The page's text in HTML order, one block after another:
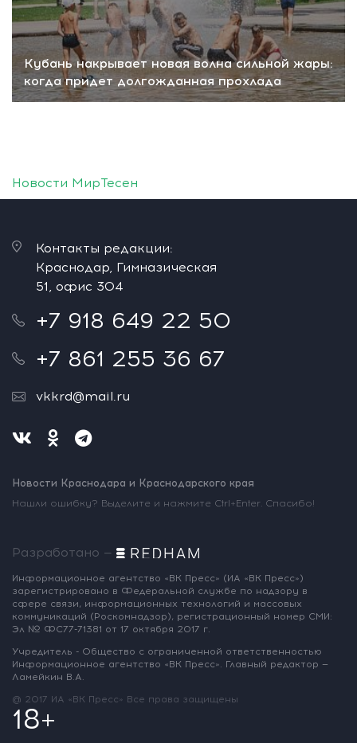
Кубань накрывает новая волна сильной жары:
когда придет долгожданная прохлада
Новости МирТесен
Контакты редакции:
Краснодар, Гимназическая
51, офис 304
+7 918 649 22 50
+7 861 255 36 67
vkkrd@mail.ru
Новости Краснодара и Краснодарского края
Нашли ошибку? Выделите и нажмите Ctrl+Enter. Спасибо!
Разработано —
Информационное агентство «ВК Пресс» (ИА «ВК Пресс»)
зарегистрировано в Федеральной службе по надзору в
сфере связи, информационных технологий и массовых
коммуникаций (Роскомнадзор), регистрационный номер СМИ:
Эл № ФС77-71381 от 17 октября 2017 г.
Учредитель - Общество с ограниченной ответственностью
Информационное агентство «ВК Пресс». Главный редактор —
Ламейкин В.А.
@ 2017 ИА «ВК Пресс» Все права защищены
18+